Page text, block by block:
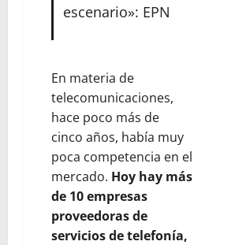
escenario»: EPN
En materia de
telecomunicaciones,
hace poco más de
cinco años, había muy
poca competencia en el
mercado. Hoy hay más
de 10 empresas
proveedoras de
servicios de telefonía,